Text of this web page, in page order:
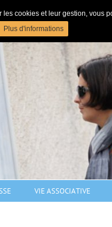
cookies et leur gestion,
Plus d'informations
de 1206 habitants dans le
VIE ASSOCIATIVE